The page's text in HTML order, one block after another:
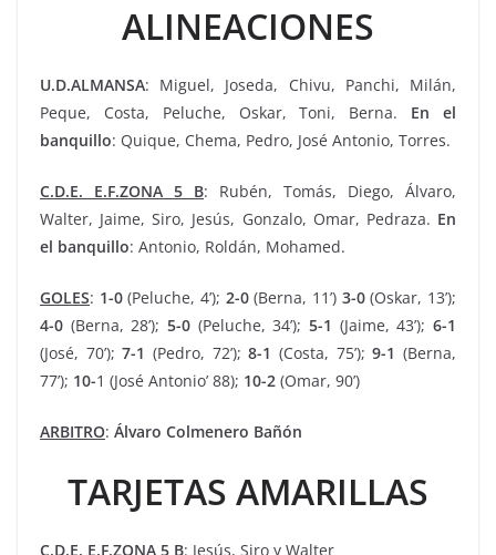
ALINEACIONES
U.D.ALMANSA: Miguel, Joseda, Chivu, Panchi, Milán,
Peque, Costa, Peluche, Oskar, Toni, Berna. En el
banquillo: Quique, Chema, Pedro, José Antonio, Torres.
C.D.E. E.F.ZONA 5 B: Rubén, Tomás, Diego, Álvaro,
Walter, Jaime, Siro, Jesús, Gonzalo, Omar, Pedraza. En
el banquillo: Antonio, Roldán, Mohamed.
GOLES: 1-0(Peluche, 4’); 2-0(Berna, 11’) 3-0(Oskar, 13’);
4-0 (Berna, 28’); 5-0 (Peluche, 34’); 5-1 (Jaime, 43’); 6-1
(José, 70’);7-1 (Pedro, 72’);8-1 (Costa, 75’);9-1 (Berna,
77’); 10-1 (José Antonio’ 88); 10-2 (Omar, 90’)
ARBITRO: Álvaro Colmenero Bañón
TARJETAS AMARILLAS
C.D.E. E.F.ZONA 5 B: Jesús, Siro y Walter